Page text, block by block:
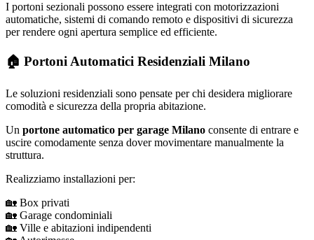
I portoni sezionali possono essere integrati con motorizzazioni
automatiche, sistemi di comando remoto e dispositivi di sicurezza
per rendere ogni apertura semplice ed efficiente.
🏠 Portoni Automatici Residenziali Milano
Le soluzioni residenziali sono pensate per chi desidera migliorare
comodità e sicurezza della propria abitazione.
Un portone automatico per garage Milano consente di entrare e
uscire comodamente senza dover movimentare manualmente la
struttura.
Realizziamo installazioni per:
🏡 Box privati
🏡 Garage condominiali
🏡 Ville e abitazioni indipendenti